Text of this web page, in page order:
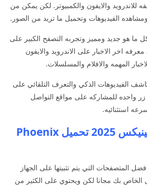
للاندرويد والايفون والكمبيوتر. لكن يمكن من
الفيديوهات وتحميل ما تريد من الصور.
ما هو جديد ومميز وتجربه التصفح الكبير على
اخر الاخبار على الاندرويد والايفون
المهمه والافلام والمسلسلات.
الفيديوهات الذكي والتعرف التلقائي على
زر واحده للمشاركه على مواقع التواصل
استثنائيه.
محتويات تحميل فينيكس 2025 تحميل Phoenix
المتصفحات التي يتم تثبيتها على الجهاز
الخاص بك مجانا لكن ويحتوي على الكثير من